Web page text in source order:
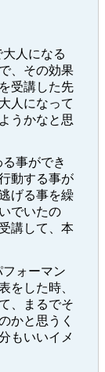
人になる
、その効果
受講した先
人になって
うかなと思
事ができ
動する事が
げる事を繰
でいたの
講して、本
ォーマン
をした時、
、まるでそ
かと思うく
もいいイメ